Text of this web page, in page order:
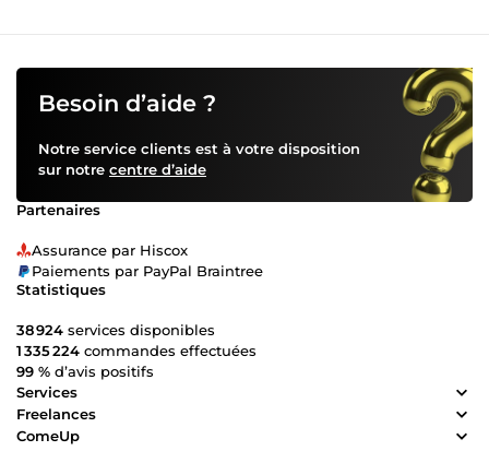
logos uniques et mémorables pour représenter l'identité
de votre marque 🎨. ✅ Rédaction et correction : Écriture de
textes soignés et correction minutieuse pour garantir leur
services professionnels qui vous aident à atteindre vos
objectifs, tout en garantissant un résultat de qualité. 📌
Besoin d’un expert pour vos projets ? Contactez-moi !
Besoin d’aide ?
Notre service clients est à votre disposition
sur notre centre d’aide
Partenaires
Assurance par Hiscox
Paiements par PayPal Braintree
Statistiques
38 924 services disponibles
1 335 224 commandes effectuées
99 % d’avis positifs
Services
Freelances
ComeUp